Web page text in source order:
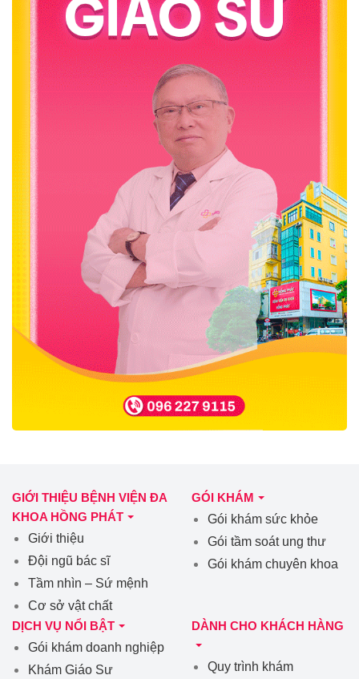
GIỚI THIỆU BỆNH VIỆN ĐA
KHOA HỒNG PHÁT
Giới thiệu
Đội ngũ bác sĩ
Tầm nhìn – Sứ mệnh
Cơ sở vật chất
GÓI KHÁM
Gói khám sức khỏe
Gói tầm soát ung thư
Gói khám chuyên khoa
DỊCH VỤ NỔI BẬT
Gói khám doanh nghiệp
Khám Giáo Sư
DÀNH CHO KHÁCH HÀNG
Quy trình khám